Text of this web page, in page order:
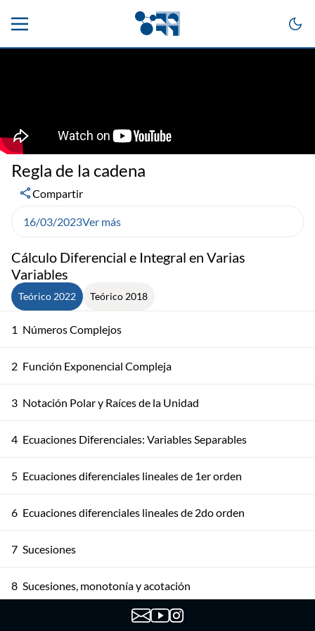
Cálculo Diferencial e Integral en Varias
Variables
Teórico 2022 Teórico 2018
1 Números Complejos
2 Función Exponencial Compleja
3 Notación Polar y Raíces de la Unidad
4 Ecuaciones Diferenciales: Variables Separables
5 Ecuaciones diferenciales lineales de 1er orden
6 Ecuaciones diferenciales lineales de 2do orden
7 Sucesiones
8 Sucesiones, monotonía y acotación
Sucesiones, Propiedades y PSMC
Regla de la cadena
Compartir
16/03/2023Ver más